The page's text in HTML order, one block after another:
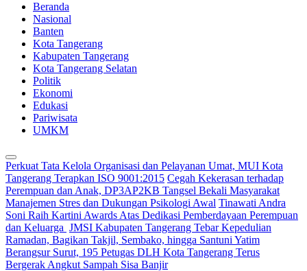
Beranda
Nasional
Banten
Kota Tangerang
Kabupaten Tangerang
Kota Tangerang Selatan
Politik
Ekonomi
Edukasi
Pariwisata
UMKM
Perkuat Tata Kelola Organisasi dan Pelayanan Umat, MUI Kota
Tangerang Terapkan ISO 9001:2015 Cegah Kekerasan terhadap
Perempuan dan Anak, DP3AP2KB Tangsel Bekali Masyarakat
Manajemen Stres dan Dukungan Psikologi Awal Tinawati Andra
Soni Raih Kartini Awards Atas Dedikasi Pemberdayaan Perempuan
dan Keluarga JMSI Kabupaten Tangerang Tebar Kepedulian
Ramadan, Bagikan Takjil, Sembako, hingga Santuni Yatim
Berangsur Surut, 195 Petugas DLH Kota Tangerang Terus
Bergerak Angkut Sampah Sisa Banjir